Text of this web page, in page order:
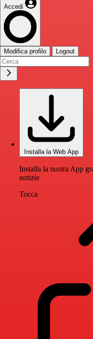
Accedi
Modifica profilo Logout
Installa la Web App
Installa la nostra App
notizie
Tocca